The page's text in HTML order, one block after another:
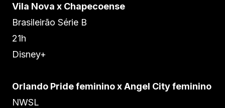
Vila Nova x Chapecoense
Brasileirão Série B
21h
Disney+
Orlando Pride feminino x Angel City feminino
NWSL